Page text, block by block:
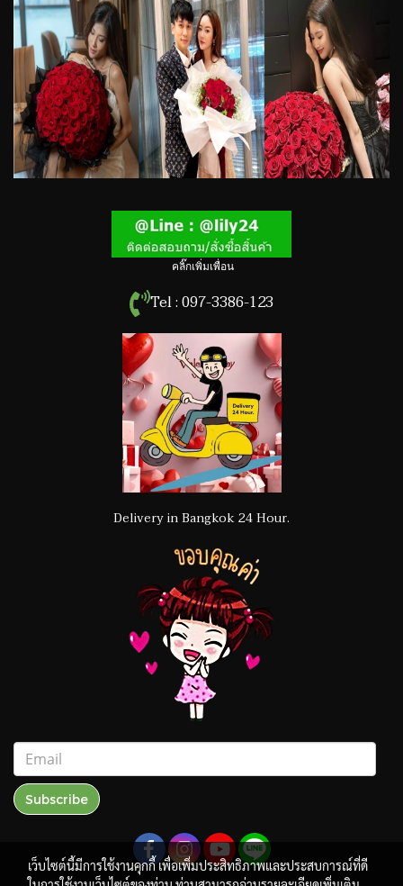
คลิ๊กเพิ่มเพื่อน
Tel : 097-3386-123
Delivery in Bangkok 24 Hour.
Subscribe
เว็บไซต์นี้มีการใช้งานคุกกี้ เพื่อเพิ่มประสิทธิภาพและประสบการณ์ที่ดี